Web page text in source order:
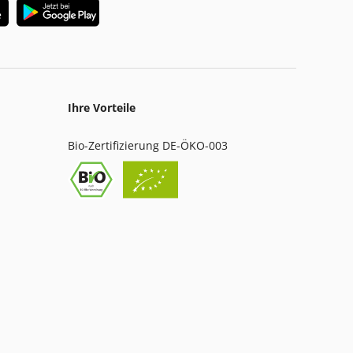
Ihre Vorteile
Bio-Zertifizierung DE-ÖKO-003